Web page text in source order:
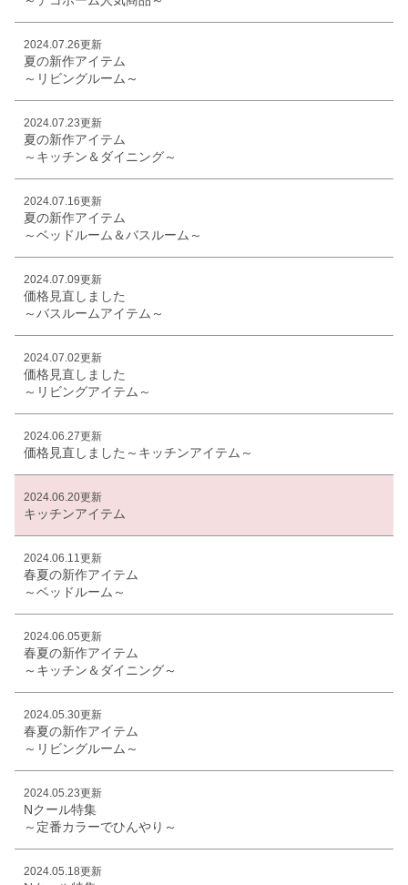
2024.07.26更新
夏の新作アイテム
～リビングルーム～
2024.07.23更新
夏の新作アイテム
～キッチン＆ダイニング～
2024.07.16更新
夏の新作アイテム
～ベッドルーム＆バスルーム～
2024.07.09更新
価格見直しました
～バスルームアイテム～
2024.07.02更新
価格見直しました
～リビングアイテム～
2024.06.27更新
価格見直しました～キッチンアイテム～
2024.06.20更新
キッチンアイテム
2024.06.11更新
春夏の新作アイテム
～ベッドルーム～
2024.06.05更新
春夏の新作アイテム
～キッチン＆ダイニング～
2024.05.30更新
春夏の新作アイテム
～リビングルーム～
2024.05.23更新
Nクール特集
～定番カラーでひんやり～
2024.05.18更新